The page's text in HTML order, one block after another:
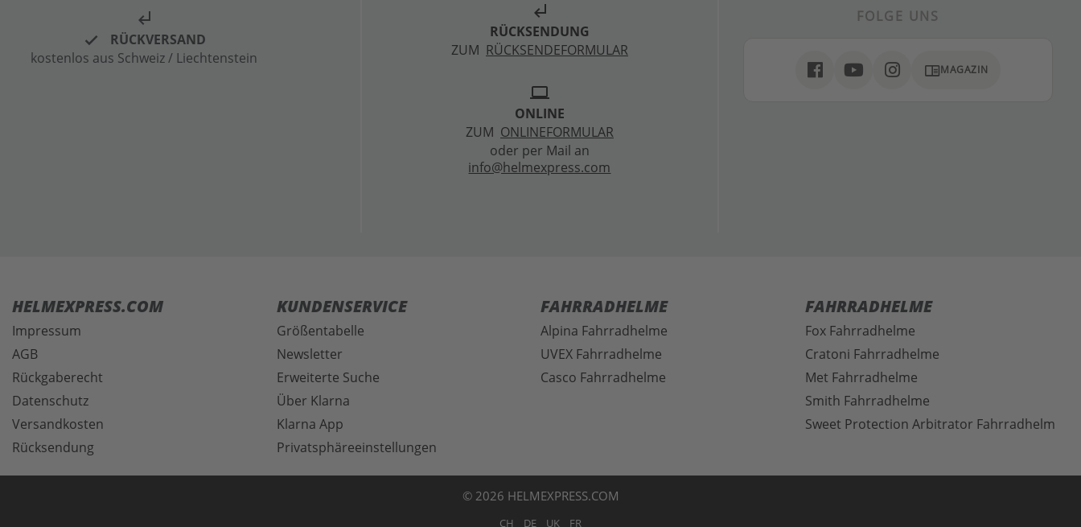
subdirectory_arrow_left
RÜCKVERSAND
kostenlos aus Schweiz / Liechtenstein
subdirectory_arrow_left
RÜCKSENDUNG
ZUM RÜCKSENDEFORMULAR
laptop
ONLINE
ZUM ONLINEFORMULAR
oder per Mail an
info@helmexpress.com
FOLGE UNS
chrome_reader_modeMAGAZIN
HELMEXPRESS.COM
Impressum
AGB
Rückgaberecht
Datenschutz
Versandkosten
Rücksendung
KUNDENSERVICE
Größentabelle
Newsletter
Erweiterte Suche
Über Klarna
Klarna App
Privatsphäreeinstellungen
FAHRRADHELME
Alpina Fahrradhelme
UVEX Fahrradhelme
Casco Fahrradhelme
FAHRRADHELME
Fox Fahrradhelme
Cratoni Fahrradhelme
Met Fahrradhelme
Smith Fahrradhelme
Sweet Protection Arbitrator Fahrradhelm
© 2026 HELMEXPRESS.COM
CH DE UK FR